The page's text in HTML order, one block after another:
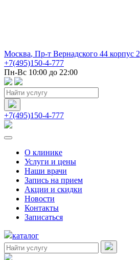
Москва, Пр-т Вернадского 44 корпус 2
+7(495)150-4-777
Пн-Вс 10:00 до 22:00
+7(495)150-4-777
О клинике
Услуги и цены
Наши врачи
Запись на прием
Акции и скидки
Новости
Контакты
Записаться
каталог